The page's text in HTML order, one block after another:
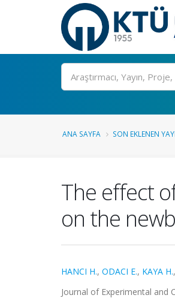
Ara
ANA SAYFA SON EKLENEN
The effect
on the
HANCI H., ODACI E., KAYA H.,
Journal of Experimental and